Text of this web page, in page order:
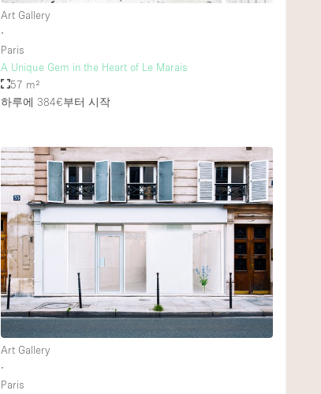
Art Gallery
∙
Paris
A Unique Gem in the Heart of Le Marais
57 m²
하루에 384€부터 시작
Art Gallery
∙
Paris